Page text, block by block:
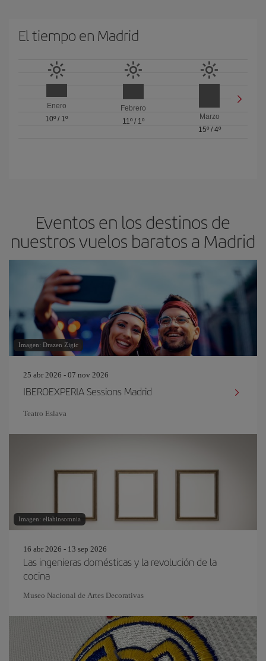
El tiempo en Madrid
Enero
10º / 1º
Febrero
11º/ 1º
Marzo
15º/ 4º
Eventos en los destinos de
nuestros vuelos baratos a Madrid
Imagen: Drazen Zigic
25 abr 2026 - 07 nov 2026
IBEROEXPERIA Sessions Madrid
Teatro Eslava
Imagen: eliahinsomnia
16 abr 2026 - 13 sep 2026
Las ingenieras domésticas y la revolución de la
cocina
Museo Nacional de Artes Decorativas